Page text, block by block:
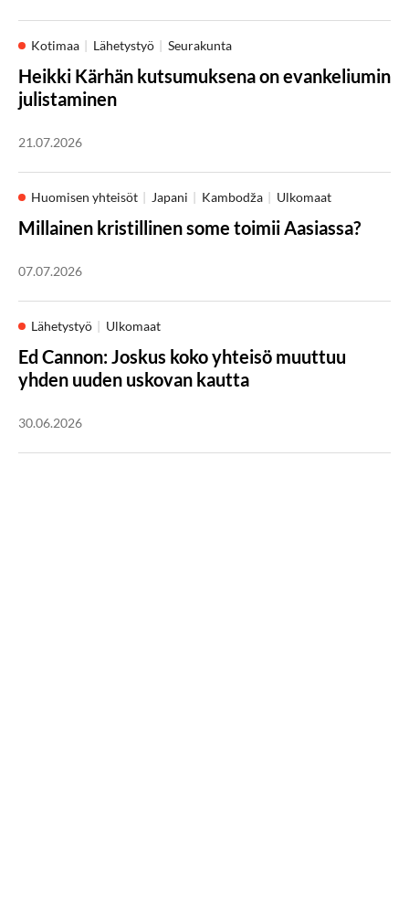
Kotimaa Lähetystyö Seurakunta
Heikki Kärhän kutsumuksena on evankeliumin
julistaminen
21.07.2026
Huomisen yhteisöt Japani Kambodža Ulkomaat
Millainen kristillinen some toimii Aasiassa?
07.07.2026
Lähetystyö Ulkomaat
Ed Cannon: Joskus koko yhteisö muuttuu
yhden uuden uskovan kautta
30.06.2026